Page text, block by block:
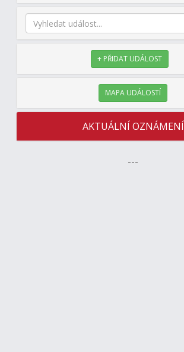
+ PŘIDAT UDÁLOST
MAPA UDÁLOSTÍ
AKTUÁLNÍ OZNÁMENÍ
---